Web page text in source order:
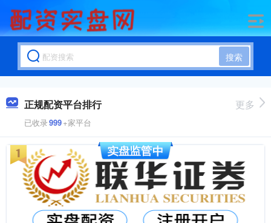
搜索
正规配资平台排行
已收录999+家平台
更多